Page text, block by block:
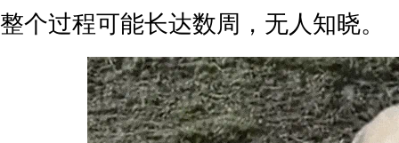
整个过程可能长达数周，无人知晓。